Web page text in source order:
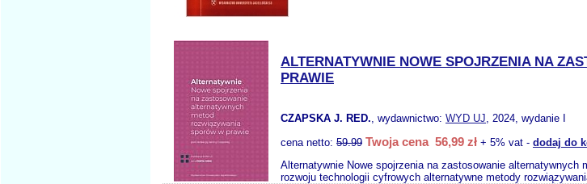
ALTERNATYWNIE NOWE SPOJRZENIA NA
PRAWIE
CZAPSKA J. RED., wydawnictwo: WYD UJ, 2024, wydanie I
cena netto: 59.99 Twoja cena 56,99 zł + 5% vat - dodaj do
Alternatywnie Nowe spojrzenia na zastosowanie
rozwoju technologii cyfrowych alternatywne metody